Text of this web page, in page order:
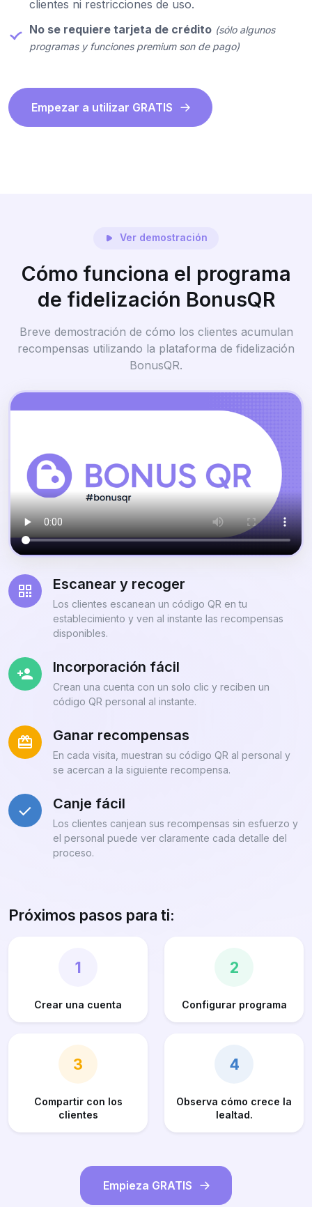
clientes ni restricciones de uso.
No se requiere tarjeta de crédito (sólo algunos
programas y funciones premium son de pago)
Empezar a utilizar GRATIS
Ver demostración
Cómo funciona el programa
de fidelización BonusQR
Breve demostración de cómo los clientes acumulan
recompensas utilizando la plataforma de fidelización
BonusQR.
Escanear y recoger
Los clientes escanean un código QR en tu
establecimiento y ven al instante las recompensas
disponibles.
Incorporación fácil
Crean una cuenta con un solo clic y reciben un
código QR personal al instante.
Ganar recompensas
En cada visita, muestran su código QR al personal y
se acercan a la siguiente recompensa.
Canje fácil
Los clientes canjean sus recompensas sin esfuerzo y
el personal puede ver claramente cada detalle del
proceso.
Próximos pasos para ti:
1
Crear una cuenta
2
Configurar programa
3
Compartir con los
clientes
4
Observa cómo crece la
lealtad.
Empieza GRATIS